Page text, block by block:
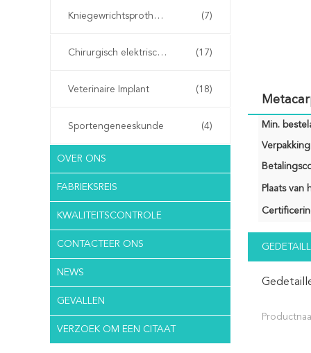
Kniegewrichtsprothese (7)
Chirurgisch elektrisch gereedschap (17)
Veterinaire Implant (18)
Sportengeneeskunde (4)
OVER ONS
FABRIEKSREIS
KWALITEITSCONTROLE
CONTACTEER ONS
NEWS
GEVALLEN
VERZOEK OM EEN CITAAT
Min.
Plaats van